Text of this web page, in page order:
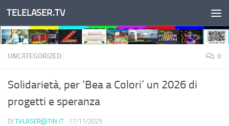
Salta al contenuto
TELELASER.TV
UNCATEGORIZED 0
Solidarietà, per ‘Bea a Colori’ un 2026 di
progetti e speranza
DI TVLASER@TIN.IT · 17/11/2025